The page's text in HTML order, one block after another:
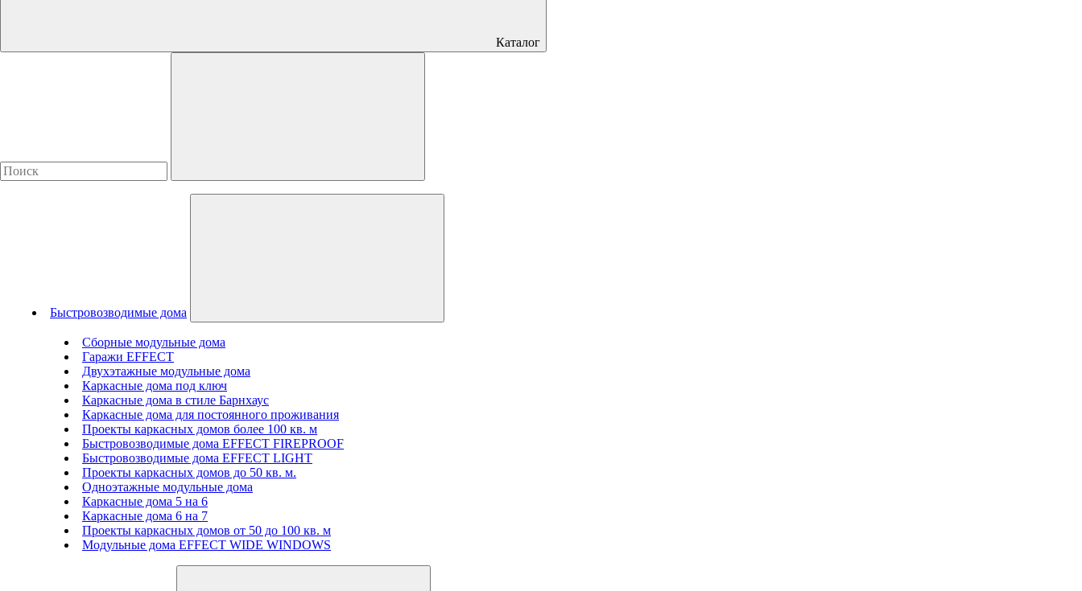
Каталог
Быстровозводимые дома
Сборные модульные дома
Гаражи EFFECT
Двухэтажные модульные дома
Каркасные дома под ключ
Каркасные дома в стиле Барнхаус
Каркасные дома для постоянного проживания
Проекты каркасных домов более 100 кв. м
Быстровозводимые дома EFFECT FIREPROOF
Быстровозводимые дома EFFECT LIGHT
Проекты каркасных домов до 50 кв. м.
Одноэтажные модульные дома
Каркасные дома 5 на 6
Каркасные дома 6 на 7
Проекты каркасных домов от 50 до 100 кв. м
Модульные дома EFFECT WIDE WINDOWS